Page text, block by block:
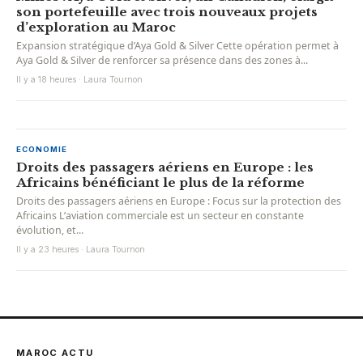
son portefeuille avec trois nouveaux projets
d’exploration au Maroc
Expansion stratégique d’Aya Gold & Silver Cette opération permet à
Aya Gold & Silver de renforcer sa présence dans des zones à...
Il y a 18 heures · Laura Tournon
ECONOMIE
Droits des passagers aériens en Europe : les
Africains bénéficiant le plus de la réforme
Droits des passagers aériens en Europe : Focus sur la protection des
Africains L’aviation commerciale est un secteur en constante
évolution, et...
Il y a 23 heures · Laura Tournon
MAROC ACTU